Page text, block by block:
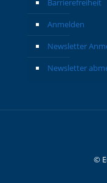
Barrierefreiheit
Anmelden
Newsletter
Newsletter
©